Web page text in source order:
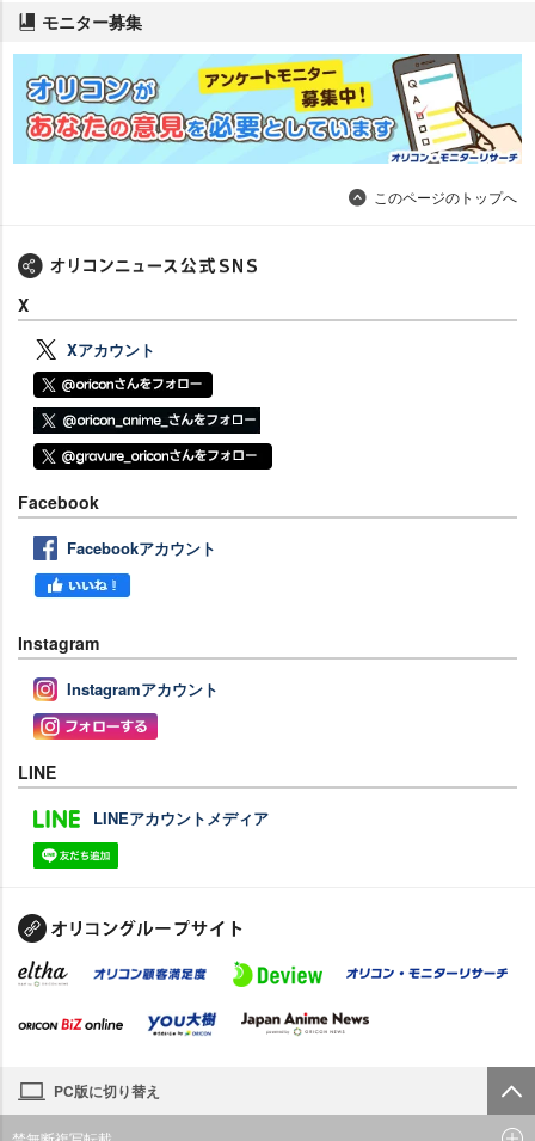
モニター募集
このページのトップへ
X
Xアカウント
Facebook
Facebookアカウント
Instagram
Instagramアカウント
LINE
LINEアカウントメディア
PC版に切り替え